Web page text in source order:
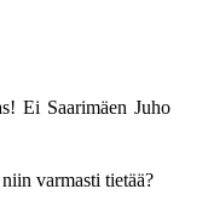
Ei Saarimäen Juho
varmasti tietää?